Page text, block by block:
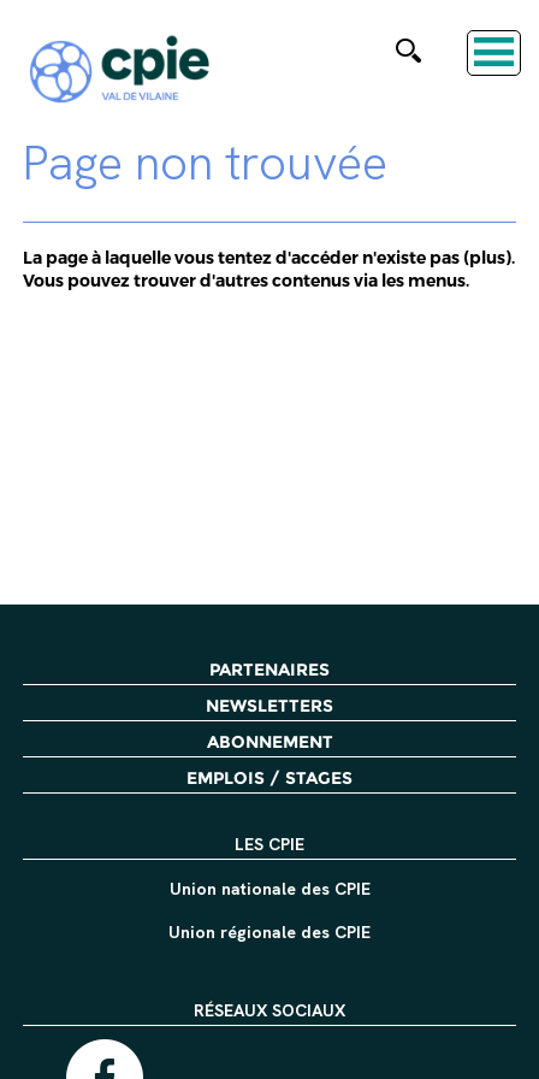
Page non trouvée
La page à laquelle vous tentez d'accéder n'existe pas (plus).
Vous pouvez trouver d'autres contenus via les menus.
PARTENAIRES
NEWSLETTERS
ABONNEMENT
EMPLOIS / STAGES
LES CPIE
Union nationale des CPIE
Union régionale des CPIE
RÉSEAUX SOCIAUX